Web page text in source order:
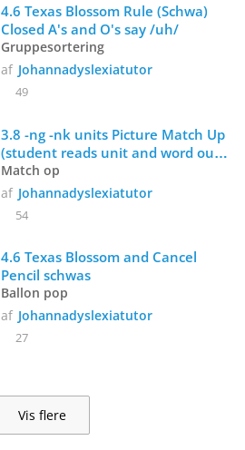
4.6 Texas Blossom Rule (Schwa)
Closed A's and O's say /uh/
Gruppesortering
af Johannadyslexiatutor
49
3.8 -ng -nk units Picture Match Up
(student reads unit and word out
loud, then matches to picture)
Match op
af Johannadyslexiatutor
54
4.6 Texas Blossom and Cancel
Pencil schwas
Ballon pop
af Johannadyslexiatutor
27
Vis flere